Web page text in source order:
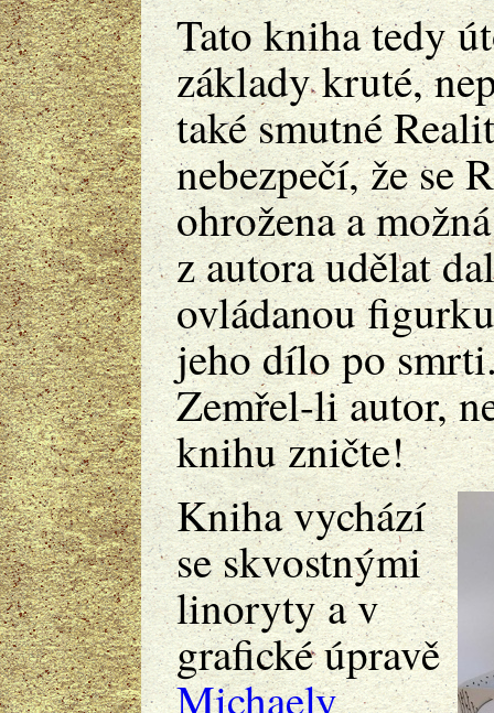
Tato kniha tedy
základy kruté,
také smutné
nebezpečí, že se
ohrožena a
z autora udělat
ovládanou
jeho dílo po
Zemřel-li autor,
knihu zničte!
Kniha vychází
se skvostnými
linoryty a v
grafické úpravě
Michaely